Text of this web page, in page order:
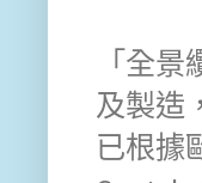
「全
及製造
已根據